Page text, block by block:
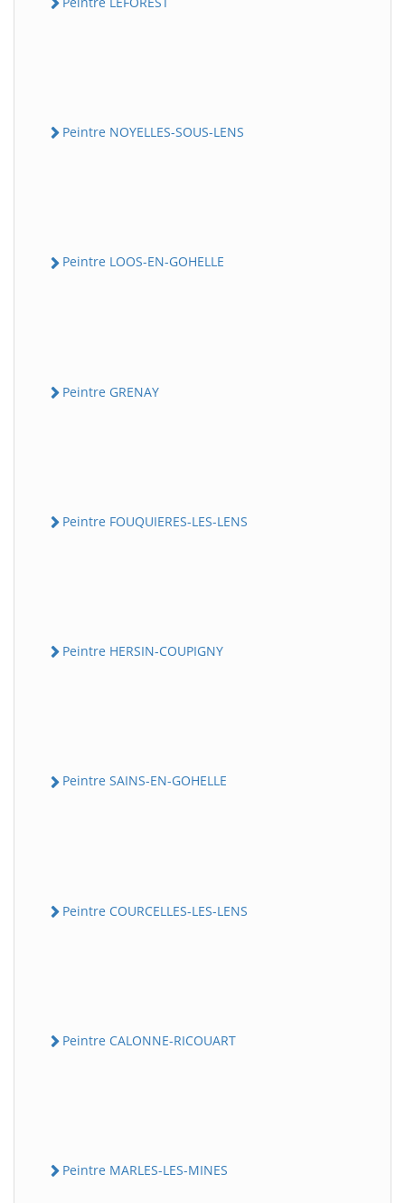
Peintre NOYELLES-SOUS-LENS
Peintre LOOS-EN-GOHELLE
Peintre GRENAY
Peintre FOUQUIERES-LES-LENS
Peintre HERSIN-COUPIGNY
Peintre SAINS-EN-GOHELLE
Peintre COURCELLES-LES-LENS
Peintre CALONNE-RICOUART
Peintre MARLES-LES-MINES